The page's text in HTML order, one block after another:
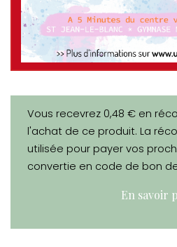
Vous recevrez 0,48 € en
l'achat de ce produit. La
utilisée pour payer vos
convertie en code de bon
En savoir